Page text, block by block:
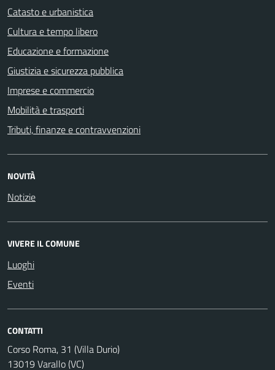
Catasto e urbanistica
Cultura e tempo libero
Educazione e formazione
Giustizia e sicurezza pubblica
Imprese e commercio
Mobilità e trasporti
Tributi, finanze e contravvenzioni
NOVITÀ
Notizie
VIVERE IL COMUNE
Luoghi
Eventi
CONTATTI
Corso Roma, 31 (Villa Durio)
13019 Varallo (VC)